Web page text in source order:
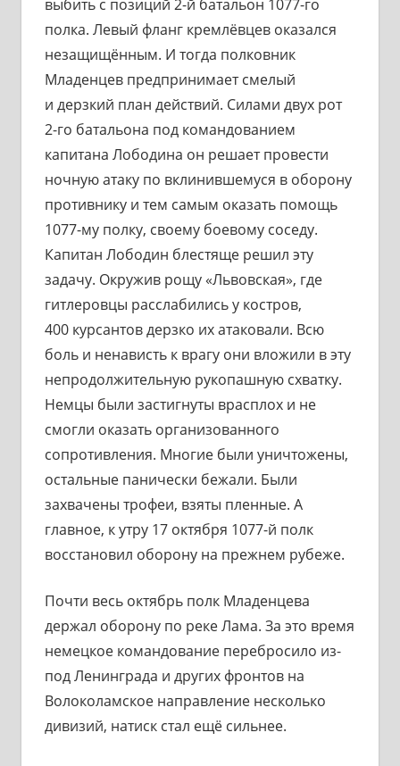
выбить с позиций 2-й батальон 1077-го
полка. Левый фланг кремлёвцев оказался
незащищённым. И тогда полковник
Младенцев предпринимает смелый
и дерзкий план действий. Силами двух рот
2-го батальона под командованием
капитана Лободина он решает провести
ночную атаку по вклинившемуся в оборону
противнику и тем самым оказать помощь
1077-му полку, своему боевому соседу.
Капитан Лободин блестяще решил эту
задачу. Окружив рощу «Львовская», где
гитлеровцы расслабились у костров,
400 курсантов дерзко их атаковали. Всю
боль и ненависть к врагу они вложили в эту
непродолжительную рукопашную схватку.
Немцы были застигнуты врасплох и не
смогли оказать организованного
сопротивления. Многие были уничтожены,
остальные панически бежали. Были
захвачены трофеи, взяты пленные. А
главное, к утру 17 октября 1077-й полк
восстановил оборону на прежнем рубеже.
Почти весь октябрь полк Младенцева
держал оборону по реке Лама. За это время
немецкое командование перебросило из-
под Ленинграда и других фронтов на
Волоколамское направление несколько
дивизий, натиск стал ещё сильнее.